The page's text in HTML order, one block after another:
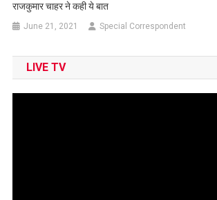
राजकुमार चाहर ने कही ये बात
June 21, 2021 Special Correspondent
LIVE TV